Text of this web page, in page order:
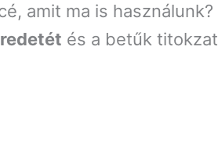
amit ma is használunk?
és a betűk